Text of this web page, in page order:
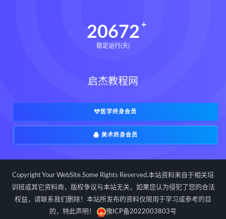
世道天机预测学下载
世道天机预测学网盘
世道天机预测学电子书
实用命理学 财富显化的道法术下载
财富显化的道法术网盘
生命密码高级解读师网盘
生命密码高级解读师 弈涵老师
相理衡真十卷点校本下载
相理衡真十卷点校本网盘
20672
稳定运行(天)
启杰教程网
医学终身会员
美术终身会员
Copyright Your WebSite.Some Rights Reserved.本站资料来自于相关培
训班或其它资料商，版权争议与本站无关，如果您认为侵犯了您的合法
权益，请联系我们删除！本站所发布的资料仅限用于学习或参考的目
的，特此声明！
豫ICP备2022003803号